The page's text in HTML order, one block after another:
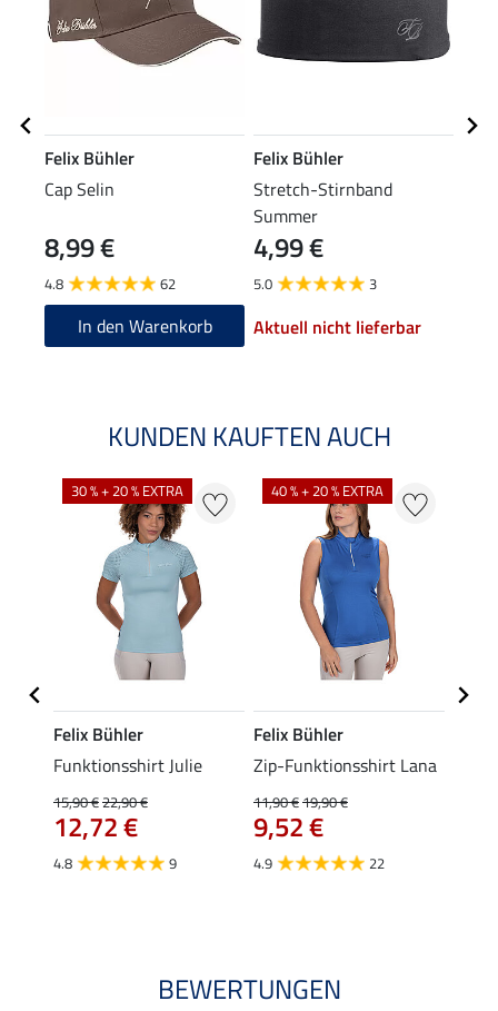
Felix Bühler
Cap Selin
8,99 €
4.8 62
In den Warenkorb
Felix Bühler
Stretch-Stirnband
Summer
4,99 €
5.0 3
Aktuell nicht lieferbar
KUNDEN KAUFTEN AUCH
30 % + 20 % EXTRA
Felix Bühler
Funktionsshirt Julie
15,90 €22,90 €
12,72 €
4.8 9
40 % + 20 % EXTRA
Felix Bühler
Zip-Funktionsshirt Lana
11,90 €19,90 €
9,52 €
4.9 22
BEWERTUNGEN